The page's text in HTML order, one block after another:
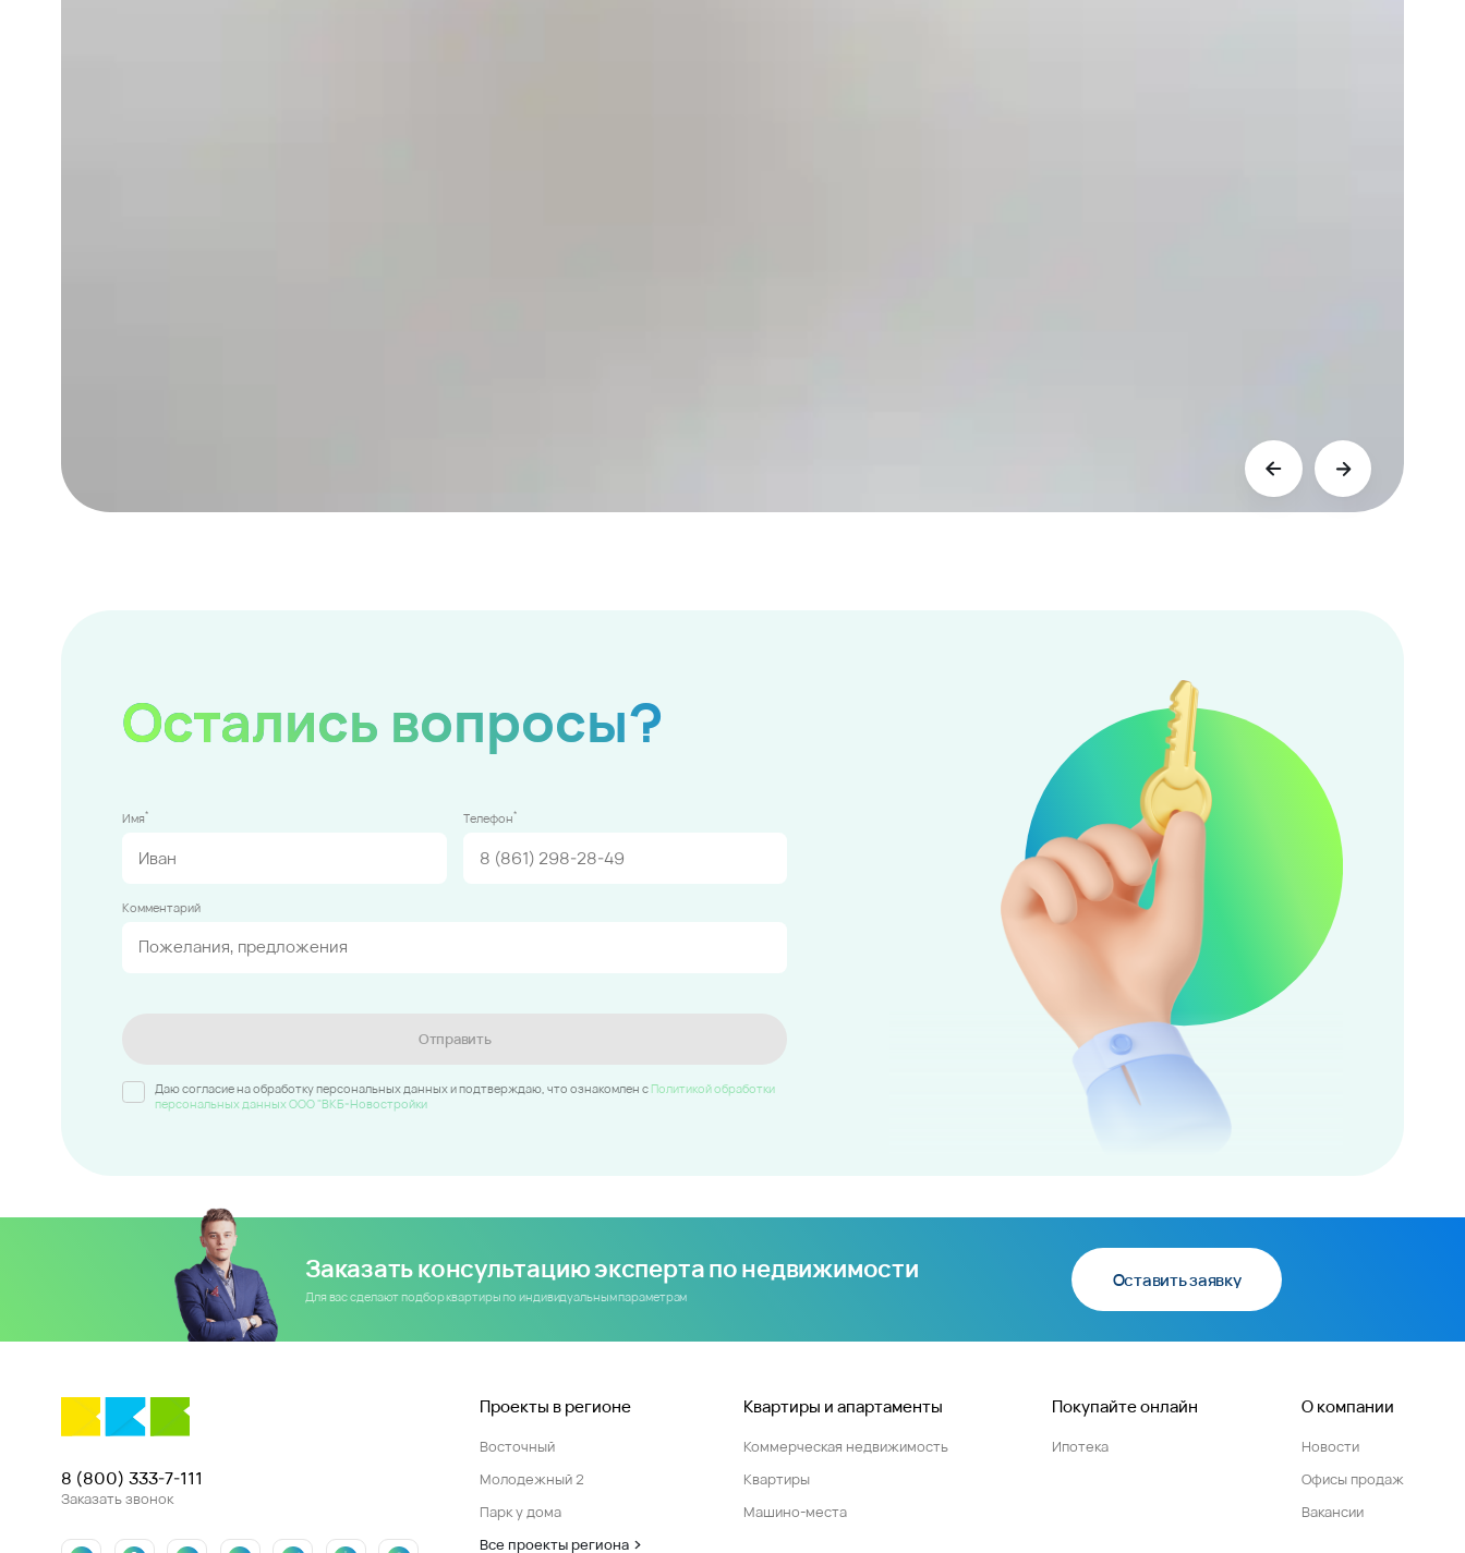
Остались вопросы?
Имя* Телефон*
Комментарий
Отправить
Даю согласие на обработку персональных данных и подтверждаю, что ознакомлен c Политикой обработки
персональных данных ООО "ВКБ-Новостройки
Заказать консультацию эксперта по недвижимости
Для вас сделают подбор квартиры по индивидуальным параметрам
Оставить заявку
8 (800) 333-7-111
Заказать звонок
Проекты в регионе
Восточный
Молодежный 2
Парк у дома
Все проекты региона
Квартиры и апартаменты
Коммерческая недвижимость
Квартиры
Машино-места
Покупайте онлайн
Ипотека
О компании
Новости
Офисы продаж
Вакансии